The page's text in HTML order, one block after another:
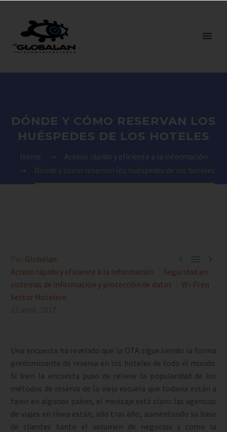
DÓNDE Y CÓMO RESERVAN LOS
HUÉSPEDES DE LOS HOTELES
Home
Acceso rápido y eficiente a la información
Dónde y cómo reservan los huéspedes de los hoteles
Globalan
Acceso rápido y eficiente a la información
Seguridad en
sistemas de información y protección de datos
Wi-Fi en
Sector Hotelero
Una encuesta ha revelado que la OTA sigue siendo la forma
predominante de reserva en los hoteles de todo el mundo.
Si bien la encuesta puso de relieve la popularidad de los
métodos de reserva de la vieja escuela que todavía están a
favor en algunos países, el mensaje está claro: las agencias
de viajes en línea están, año tras año, aumentando su base
de clientes tanto el volumen de negocios y como la